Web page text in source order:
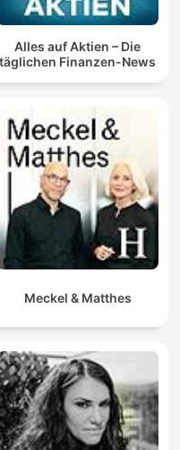
lo que puedes ser.
Alles auf Aktien – Die
täglichen Finanzen-News
Meckel & Matthes